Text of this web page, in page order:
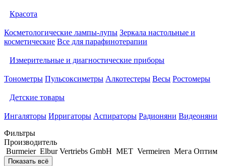
Красота
Косметологические лампы-лупы Зеркала настольные и
косметические Все для парафинотерапии
Измерительные и диагностические приборы
Тонометры Пульсоксиметры Алкотестеры Весы Ростомеры
Детские товары
Ингаляторы Ирригаторы Аспираторы Радионяни Видеоняни
Фильтры
Производитель
Burmeier Elbur Vertriebs GmbH MET Vermeiren Мега Оптим
Показать всё